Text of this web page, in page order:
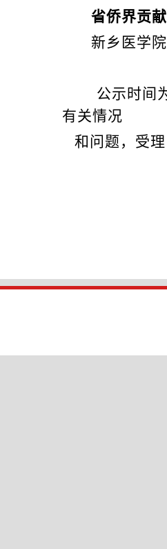
省侨界贡
新乡医学
公示时间
有关情况
和问 题， 受理